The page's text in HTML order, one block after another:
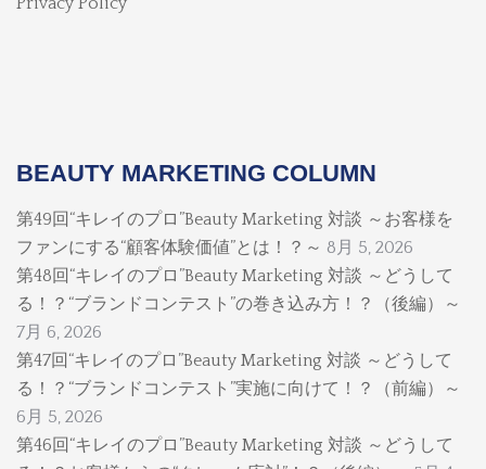
BEAUTY MARKETING COLUMN
第49回“キレイのプロ”Beauty Marketing 対談 ～お客様を
ファンにする“顧客体験価値”とは！？～ 8月 5, 2026
第48回“キレイのプロ”Beauty Marketing 対談 ～どうして
る！？“ブランドコンテスト”の巻き込み方！？（後編）～
7月 6, 2026
第47回“キレイのプロ”Beauty Marketing 対談 ～どうして
る！？“ブランドコンテスト”実施に向けて！？（前編）～
6月 5, 2026
第46回“キレイのプロ”Beauty Marketing 対談 ～どうして